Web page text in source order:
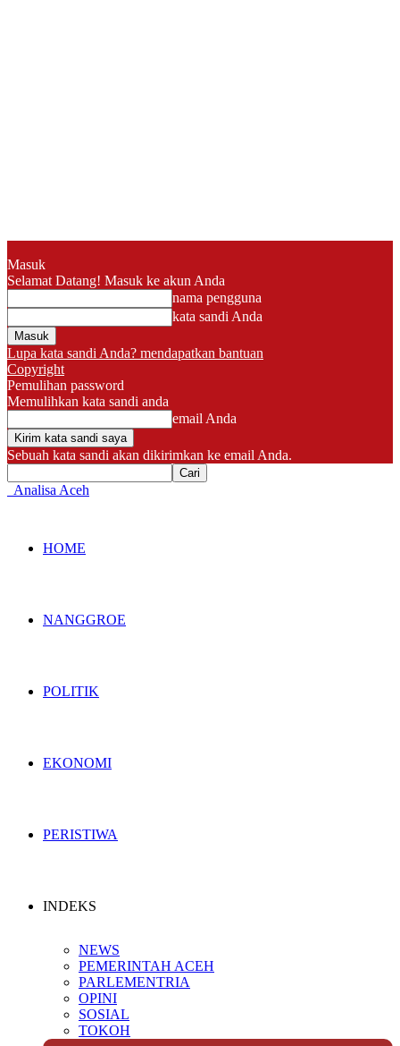
Masuk
Selamat Datang! Masuk ke akun Anda
nama pengguna
kata sandi Anda
Lupa kata sandi Anda? mendapatkan bantuan
Copyright
Pemulihan password
Memulihkan kata sandi anda
email Anda
Sebuah kata sandi akan dikirimkan ke email Anda.
Analisa Aceh
HOME
NANGGROE
POLITIK
EKONOMI
PERISTIWA
INDEKS
NEWS
PEMERINTAH ACEH
PARLEMENTRIA
OPINI
SOSIAL
TOKOH